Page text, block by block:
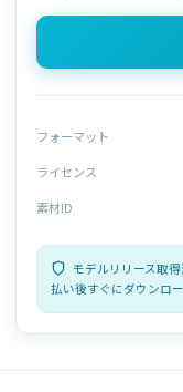
フォーマット
ライセンス
素材ID
モデルリリース取
払い後すぐにダウンロ